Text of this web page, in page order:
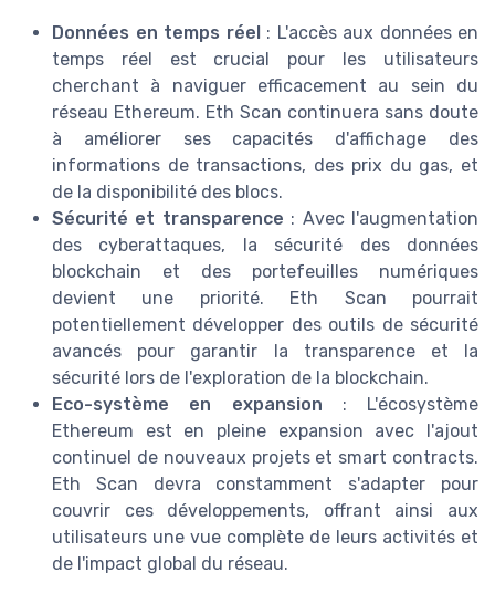
Données en temps réel: L'accès aux données en
temps réel est crucial pour les utilisateurs
cherchant à naviguer efficacement au sein du
réseau Ethereum. Eth Scan continuera sans doute
à améliorer ses capacités d'affichage des
informations de transactions, des prix du gas, et
de la disponibilité des blocs.
Sécurité et transparence : Avec l'augmentation
des cyberattaques, la sécurité des données
blockchain et des portefeuilles numériques
devient une priorité. Eth Scan pourrait
potentiellement développer des outils de sécurité
avancés pour garantir la transparence et la
sécurité lors de l'exploration de la blockchain.
Eco-système en expansion : L'écosystème
Ethereum est en pleine expansion avec l'ajout
continuel de nouveaux projets et smart contracts.
Eth Scan devra constamment s'adapter pour
couvrir ces développements, offrant ainsi aux
utilisateurs une vue complète de leurs activités et
de l'impact global du réseau.